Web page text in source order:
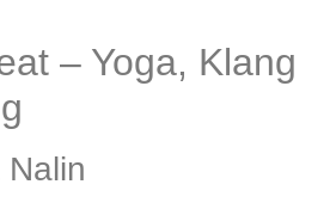
– Yoga, Klang
Nalin